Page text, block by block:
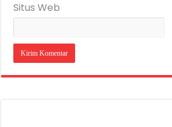
Situs Web